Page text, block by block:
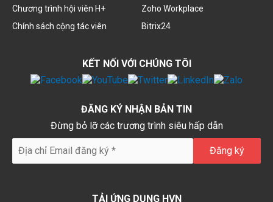
Chương trình hội viên H+
Chính sách cộng tác viên
Zoho Workplace
Bitrix24
KẾT NỐI VỚI CHÚNG TÔI
ĐĂNG KÝ NHẬN BẢN TIN
Đừng bỏ lỡ các trương trình siêu hấp dẫn
TẢI ỨNG DỤNG HVN